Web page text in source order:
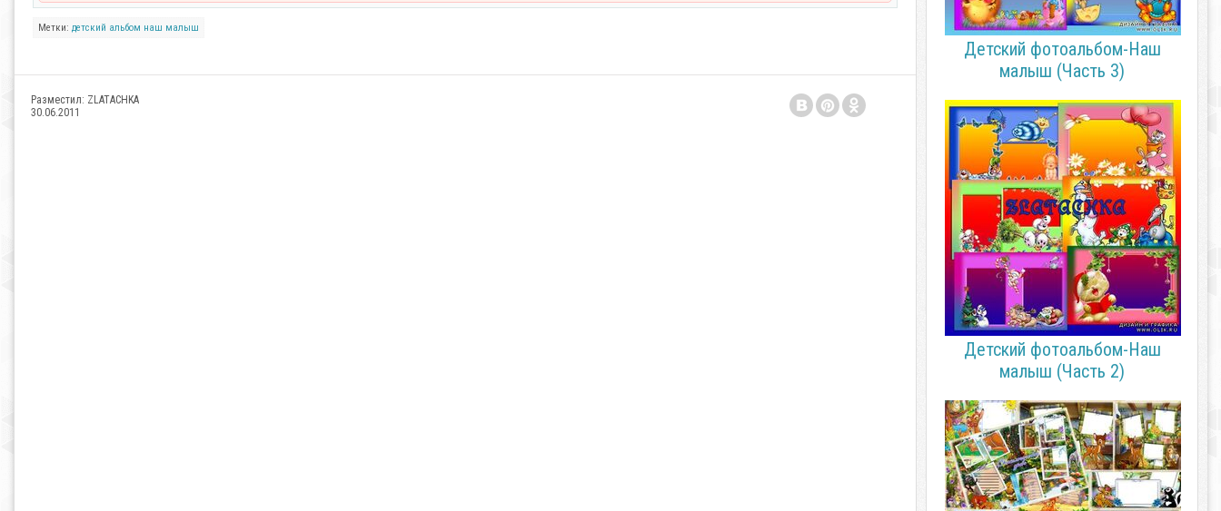
Метки: детский альбом наш малыш
Разместил: ZLATACHKA
30.06.2011
Детский фотоальбом-Наш
малыш (Часть 3)
Детский фотоальбом-Наш
малыш (Часть 2)